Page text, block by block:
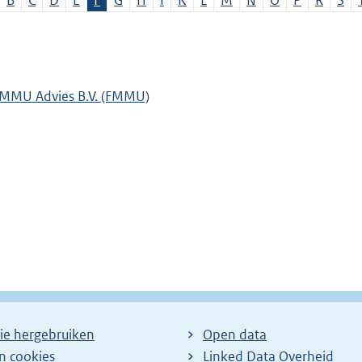
Advies B.V. (FMMU)
hergebruiken
cookies
Open data
Linked Data Overheid